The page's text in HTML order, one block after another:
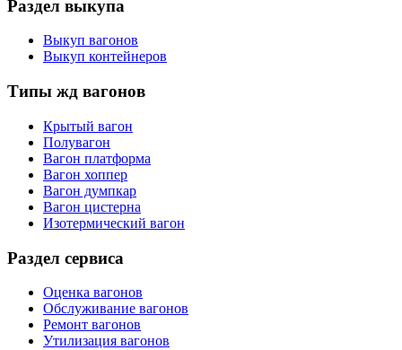
Раздел выкупа
Выкуп вагонов
Выкуп контейнеров
Типы жд вагонов
Крытый вагон
Полувагон
Вагон платформа
Вагон хоппер
Вагон думпкар
Вагон цистерна
Изотермический вагон
Раздел сервиса
Оценка вагонов
Обслуживание вагонов
Ремонт вагонов
Утилизация вагонов